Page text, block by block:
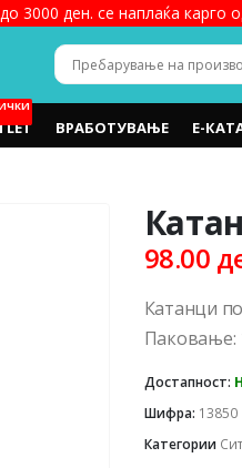
3000 ден. се наплаќа карго
ВРАБОТУВАЊЕ Е-
98.00
Катанци
Паковање:
Достапност:
Шифра: 13850
Категории